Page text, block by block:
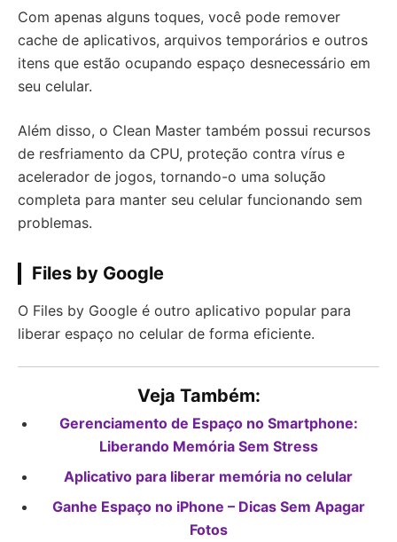
Com apenas alguns toques, você pode remover
cache de aplicativos, arquivos temporários e outros
itens que estão ocupando espaço desnecessário em
seu celular.
Além disso, o Clean Master também possui recursos
de resfriamento da CPU, proteção contra vírus e
acelerador de jogos, tornando-o uma solução
completa para manter seu celular funcionando sem
problemas.
Files by Google
O Files by Google é outro aplicativo popular para
liberar espaço no celular de forma eficiente.
Veja Também:
Gerenciamento de Espaço no Smartphone:
Liberando Memória Sem Stress
Aplicativo para liberar memória no celular
Ganhe Espaço no iPhone – Dicas Sem Apagar
Fotos